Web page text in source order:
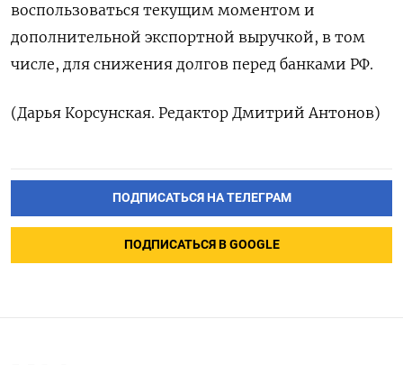
воспользоваться текущим моментом и
дополнительной ‌экспортной выручкой, в том
числе, для снижения долгов перед банками РФ.
(Дарья Корсунская. Редактор Дмитрий Антонов)
ПОДПИСАТЬСЯ НА ТЕЛЕГРАМ
ПОДПИСАТЬСЯ В GOOGLE